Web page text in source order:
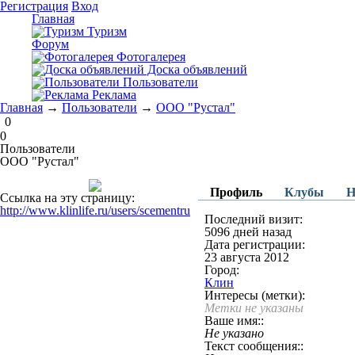
Регистрация Вход
Главная
Туризм
Форум
Фотогалерея
Доска объявлений
Пользователи
Реклама
Главная → Пользователи → ООО "Рустал"
0
0
Пользователи
ООО "Рустал"
Ссылка на эту страницу:
http://www.klinlife.ru/users/scementru
Профиль Клубы
Последний визит:
5096 дней назад
Дата регистрации:
23 августа 2012
Город:
Клин
Интересы (метки):
Метки не указаны
Ваше имя::
Не указано
Текст сообщения::